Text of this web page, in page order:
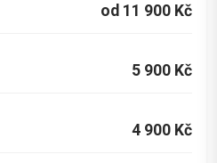
od 11 900 Kč
5 900 Kč
4 900 Kč